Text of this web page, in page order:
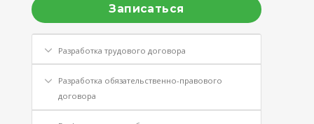
Записаться
Разработка трудового договора
Разработка обязательственно-правового
договора